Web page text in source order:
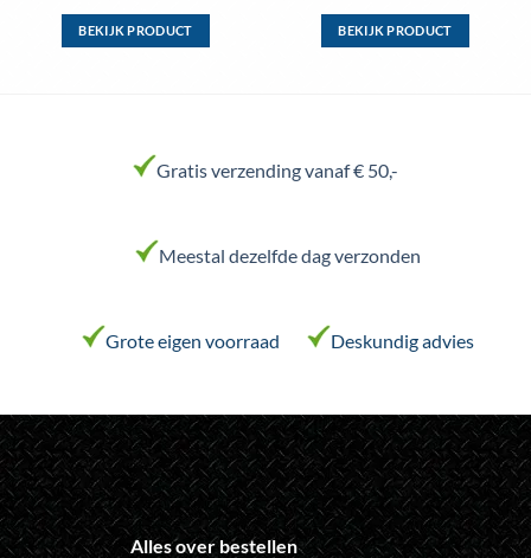
BEKIJK PRODUCT
variaties.
Deze
gekozen
de
productpagina
BEKIJK PRODUCT
gekozen
de
productpagina
Gratis verzending vanaf € 50,-
Meestal dezelfde dag verzonden
Grote eigen voorraad Deskundig advies
Alles over bestellen